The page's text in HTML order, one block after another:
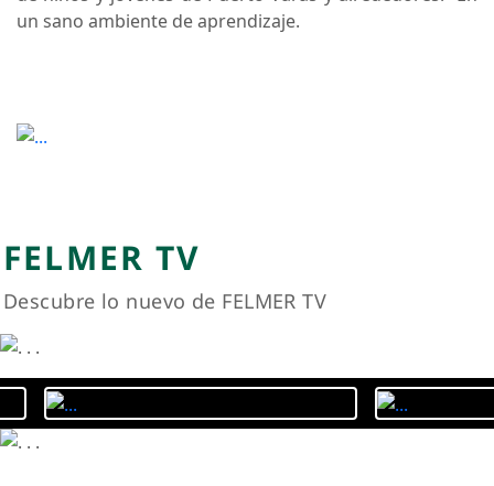
Proyecto Educativo institucional
indicará cuáles son los fundamentos en los
cuales tenemos que guiarnos para dar a la
institución el estilo educativo que nos tiene
colegio Bicentenario Felmer Niklitschek es un
colegio confesional católico, que quiere vivir
su fe animada por la espiritualidad
franciscana y el carisma propio de las